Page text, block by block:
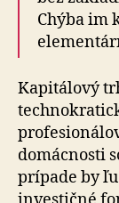
Chýba im
Kapitálový
domácnosti
prípade by